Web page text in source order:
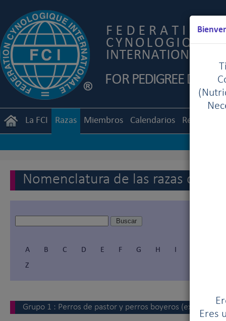
Eres
La FCI Razas Miembros Calendarios
Nomenclatura de las razas de la
A B C D E F G H I
Z
Grupo 1 : Perros de pastor y perros boyeros (excepto